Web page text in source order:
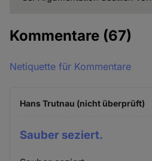
Kommentare (67)
Netiquette für Kommentare
Hans Trutnau (nicht überprüft)
Sauber seziert.